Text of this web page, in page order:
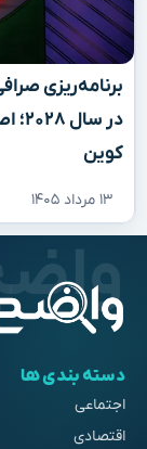
در
کوین
۱۳ مرداد ۱۴۰۵
دسته بندی ها
اجتماعی
اقتصادی